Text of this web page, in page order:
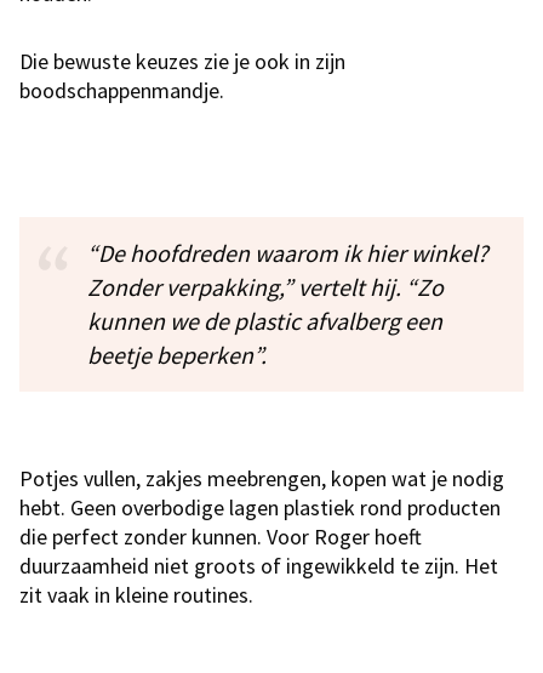
Die bewuste keuzes zie je ook in zijn
boodschappenmandje.
“De hoofdreden waarom ik hier winkel?
Zonder verpakking,” vertelt hij. “Zo
kunnen we de plastic afvalberg een
beetje beperken”.
Potjes vullen, zakjes meebrengen, kopen wat je nodig
hebt. Geen overbodige lagen plastiek rond producten
die perfect zonder kunnen. Voor Roger hoeft
duurzaamheid niet groots of ingewikkeld te zijn. Het
zit vaak in kleine routines.